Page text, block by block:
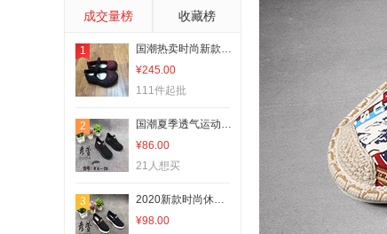
成交量榜 收藏榜
1
国潮热卖时尚新款胶底鞋ad429
¥245.00
111件起批
2
国潮夏季透气运动休闲鞋ad429
¥86.00
21人想买
3
2020新款时尚休闲鞋b451
¥98.00